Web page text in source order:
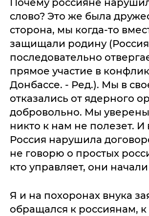
слово? Это же была
сторона, мы когда-то
защищали родину (Россия
последовательно
прямое участие в
Донбассе. - Ред.). Мы в
отказались от ядерного
добровольно. Мы
никто к нам не полезет. И
Россия нарушила
не говорю о простых
кто управляет, они начали
Я и на похоронах внука
обращался к россиянам, к